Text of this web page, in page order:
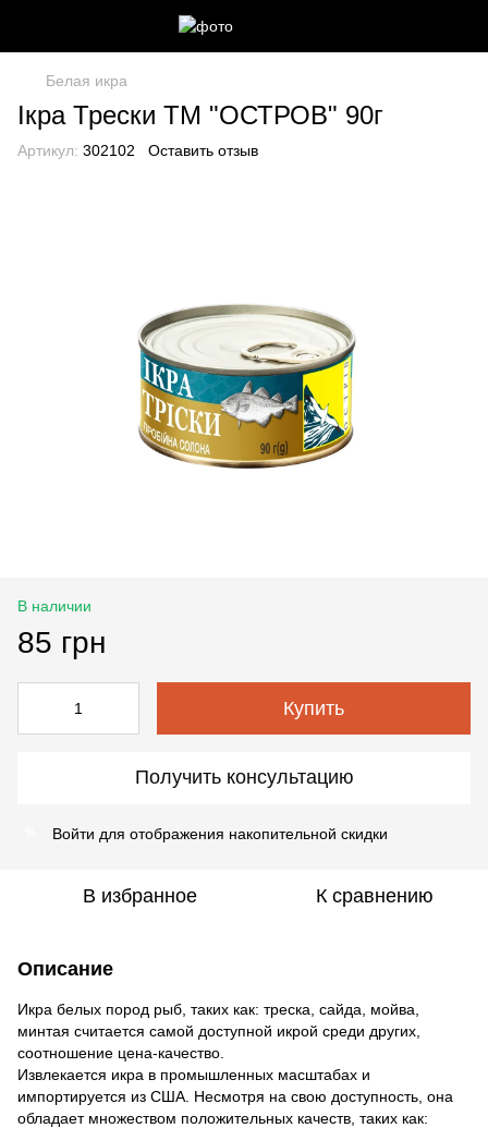
Белая икра
Ікра Трески ТМ "ОСТРОВ" 90г
Артикул: 302102 Оставить отзыв
В наличии
85 грн
Купить
Получить консультацию
Войти для отображения накопительной скидки
В избранное К сравнению
Описание
Икра белых пород рыб, таких как: треска, сайда, мойва,
минтая считается самой доступной икрой среди других,
соотношение цена-качество.
Извлекается икра в промышленных масштабах и
импортируется из США. Несмотря на свою доступность, она
обладает множеством положительных качеств, таких как: